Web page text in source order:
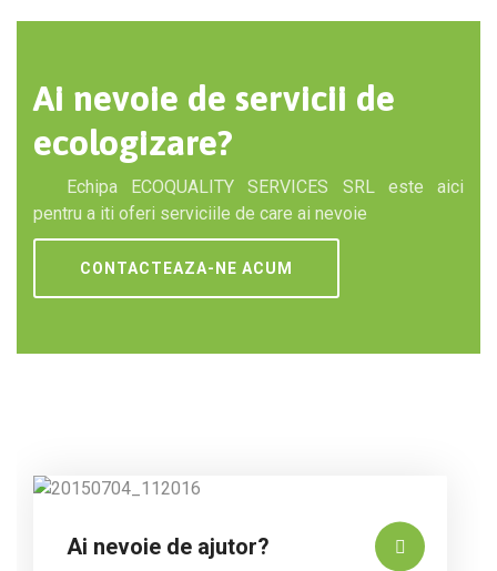
Ai nevoie de servicii de
ecologizare?
Echipa ECOQUALITY SERVICES SRL este aici
pentru a iti oferi serviciile de care ai nevoie
CONTACTEAZA-NE ACUM
Ai nevoie de ajutor?